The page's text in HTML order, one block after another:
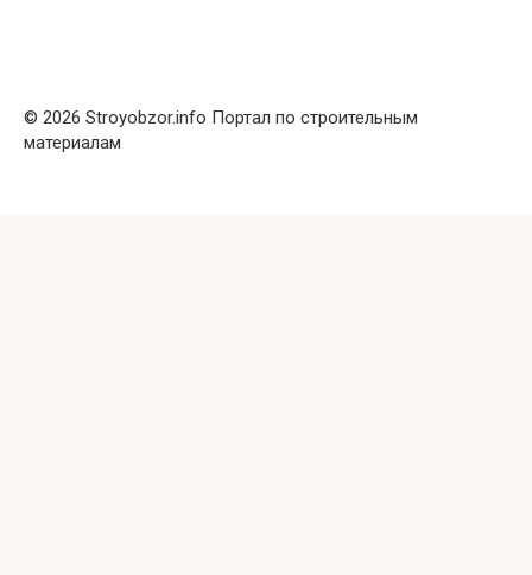
© 2026 Stroyobzor.info Портал по строительным
материалам